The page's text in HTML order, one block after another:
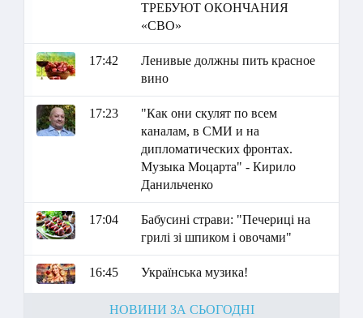
ТРЕБУЮТ ОКОНЧАНИЯ
«СВО»
17:42
Ленивые должны пить красное
вино
17:23
"Как они скулят по всем
каналам, в СМИ и на
дипломатических фронтах.
Музыка Моцарта" - Кирило
Данильченко
17:04
Бабусині страви: "Печериці на
грилі зі шпиком і овочами"
16:45 Українська музика!
НОВИНИ ЗА СЬОГОДНІ